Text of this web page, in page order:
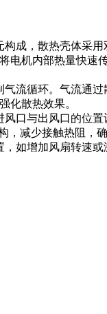
成，散热壳体采
电机内部热量快速
流循环。气流通
化散热效果。
口与出风口的位
减少接触热阻，确
如增加风扇转速或